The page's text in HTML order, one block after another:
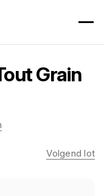
Grain
Volgend lot